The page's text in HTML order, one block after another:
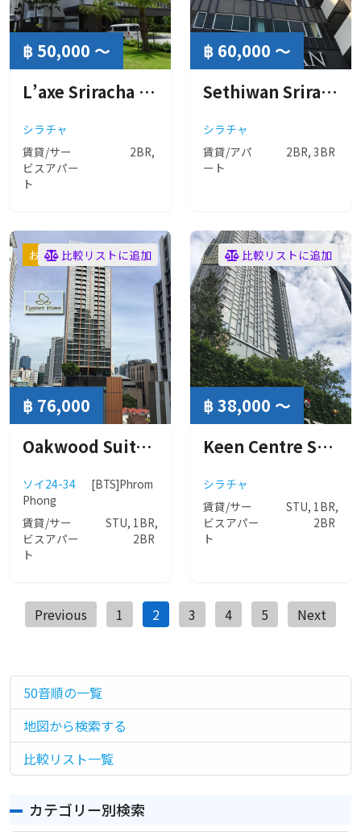
฿ 50,000 ～
L’axe Sriracha Jalux Serviced Residence ( ラグゼ シラチャ ジャルックス サービスレジデンス )
シラチャ
賃貸/サー
ビスアパー
ト
2BR,
฿ 60,000 ～
Sethiwan Sriracha ( セティワン シーラチャ )
シラチャ
賃貸/アパ
ート
2BR, 3BR
おすすめ比較リストに追加
฿ 76,000
Oakwood Suites Bangkok (オークウッド スイーツ バンコク)
ソイ24-34
[BTS]Phrom
Phong
賃貸/サー
ビスアパー
ト
STU, 1BR,
2BR
比較リストに追加
฿ 38,000 ～
Keen Centre Sriracha by L’axe ( キーン センター シラチャ バイ ラグゼ )
シラチャ
賃貸/サー
ビスアパー
ト
STU, 1BR,
2BR
投
稿
ビ
ゲ
ョ
Previous 1 2 3 4 5 Next
50音順の一覧
地図から検索する
比較リスト一覧
カテゴリー別検索